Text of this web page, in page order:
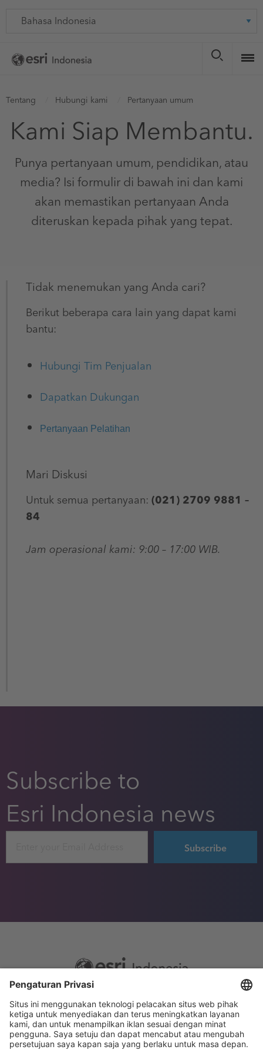
content
Language
You
are
here
Tentang Hubungi kami Pertanyaan umum
Kami Siap Membantu.
Punya pertanyaan umum, pendidikan, atau
media? Isi formulir di bawah ini dan kami
akan memastikan pertanyaan Anda
diteruskan kepada pihak yang tepat.
Tidak menemukan yang Anda cari?
Berikut beberapa cara lain yang dapat kami
bantu:​
Hubungi Tim Penjualan
Dapatkan Dukungan
Pertanyaan Pelatihan
Mari Diskusi
Untuk semua pertanyaan:(021) 2709 9881 –
84
Jam operasional kami: 9:00 – 17:00 WIB.
Subscribe to
Esri Indonesia news
Footer
menu
Sitemap
Privacy
Website Terms and Conditions
Privacy settings